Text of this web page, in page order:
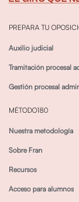
PREPARA TU
Auxilio judicial
Tramitación procesal
Gestión procesal
MÉTODO180
Nuestra metodología
Sobre Fran
Recursos
Acceso para alumnos